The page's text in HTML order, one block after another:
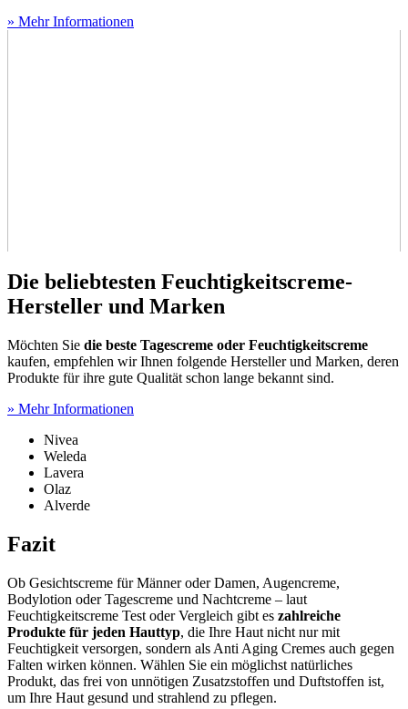
» Mehr Informationen
Die beliebtesten Feuchtigkeitscreme-
Hersteller und Marken
Möchten Sie die beste Tagescreme oder Feuchtigkeitscreme
kaufen, empfehlen wir Ihnen folgende Hersteller und Marken, deren
Produkte für ihre gute Qualität schon lange bekannt sind.
» Mehr Informationen
Nivea
Weleda
Lavera
Olaz
Alverde
Fazit
Ob Gesichtscreme für Männer oder Damen, Augencreme,
Bodylotion oder Tagescreme und Nachtcreme – laut
Feuchtigkeitscreme Test oder Vergleich gibt es zahlreiche
Produkte für jeden Hauttyp, die Ihre Haut nicht nur mit
Feuchtigkeit versorgen, sondern als Anti Aging Cremes auch gegen
Falten wirken können. Wählen Sie ein möglichst natürliches
Produkt, das frei von unnötigen Zusatzstoffen und Duftstoffen ist,
um Ihre Haut gesund und strahlend zu pflegen.